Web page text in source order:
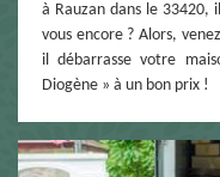
à Rauzan dans le 33420,
vous encore ? Alors,
il débarrasse votre
Diogène » à un bon prix !